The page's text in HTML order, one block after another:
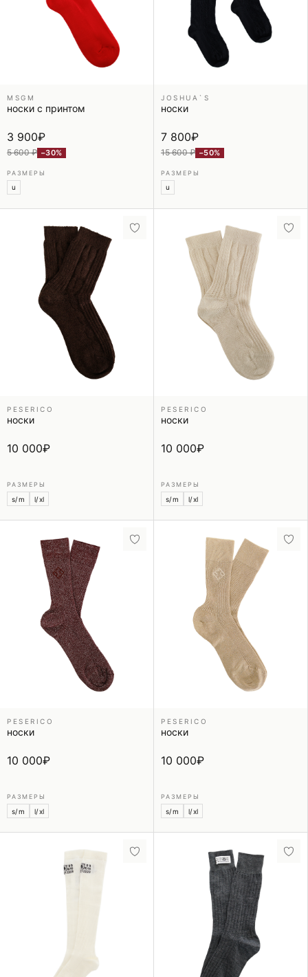
MSGM
носки с принтом
3 900₽
5 600 ₽ −30%
РАЗМЕРЫ
u
JOSHUA`S
носки
7 800₽
15 600 ₽ −50%
РАЗМЕРЫ
u
PESERICO
носки
10 000₽
РАЗМЕРЫ
s/m l/xl
PESERICO
носки
10 000₽
РАЗМЕРЫ
s/m l/xl
PESERICO
носки
10 000₽
РАЗМЕРЫ
s/m l/xl
PESERICO
носки
10 000₽
РАЗМЕРЫ
s/m l/xl